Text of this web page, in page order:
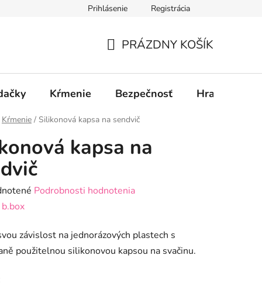
Prihlásenie Registrácia
KOŠÍK
PRÁZDNY KOŠÍK
Kŕmenie Bezpečnosť Hračky
Kŕmenie / Silikonová kapsa na sendvič
kapsa na
Podrobnosti hodnotenia
b.box
závislost na jednorázových plastech s
použitelnou silikonovou kapsou na svačinu.